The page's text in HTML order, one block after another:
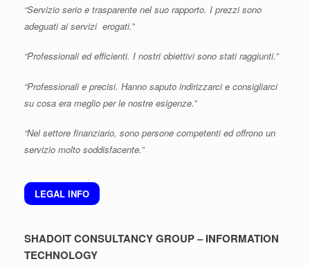
“Servizio serio e trasparente nel suo rapporto. I prezzi sono
adeguati ai servizi erogati.”
“Professionali ed efficienti. I nostri obiettivi sono stati raggiunti.”
“Professionali e precisi. Hanno saputo indirizzarci e consigliarci
su cosa era meglio per le nostre esigenze.”
“Nel settore finanziario, sono persone competenti ed offrono un
servizio molto soddisfacente.”
LEGAL INFO
SHADOIT CONSULTANCY GROUP – INFORMATION
TECHNOLOGY